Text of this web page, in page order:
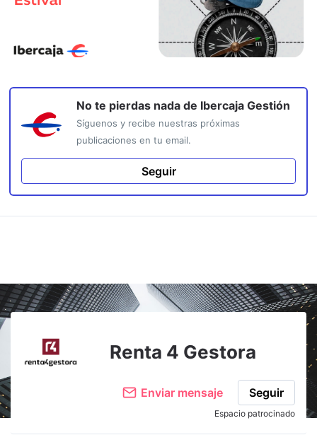
No te pierdas nada de Ibercaja Gestión
Síguenos y recibe nuestras próximas
publicaciones en tu email.
Seguir
Renta 4 Gestora
Enviar mensaje Seguir
Espacio patrocinado